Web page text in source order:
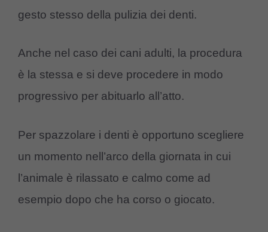
gesto stesso della pulizia dei denti.
Anche nel caso dei cani adulti, la procedura
è la stessa e si deve procedere in modo
progressivo per abituarlo all’atto.
Per spazzolare i denti è opportuno scegliere
un momento nell’arco della giornata in cui
l’animale è rilassato e calmo come ad
esempio dopo che ha corso o giocato.